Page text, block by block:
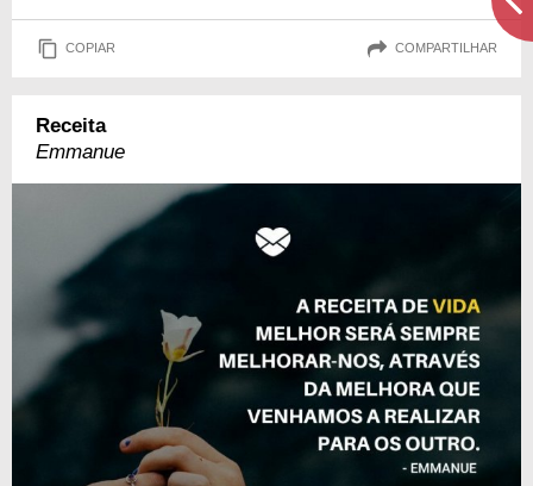
COPIAR COMPARTILHAR
Receita
Emmanue